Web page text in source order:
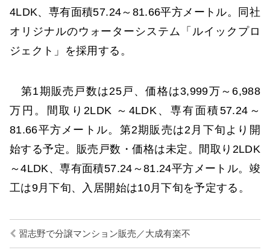
4LDK、専有面積57.24～81.66平方メートル。同社
オリジナルのウォーターシステム「ルイックプロ
ジェクト」を採用する。
第1期販売戸数は25戸、価格は3,999万～6,988
万円。間取り2LDK ～4LDK、専有面積57.24～
81.66平方メートル。第2期販売は2月下旬より開
始する予定。販売戸数・価格は未定。間取り2LDK
～4LDK、専有面積57.24～81.24平方メートル。竣
工は9月下旬、入居開始は10月下旬を予定する。
習志野で分譲マンション販売／大成有楽不